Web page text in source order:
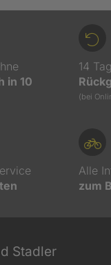
in 10
14
(bei
Alle
zum
Stadler